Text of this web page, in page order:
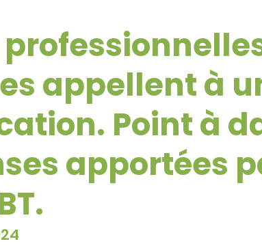
appellent à
Point à
apportées